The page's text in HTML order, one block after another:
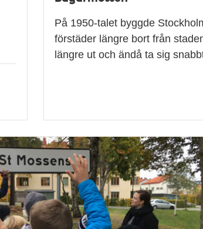
På 1950-talet byggde
förstäder längre bort från
längre ut och ändå ta sig